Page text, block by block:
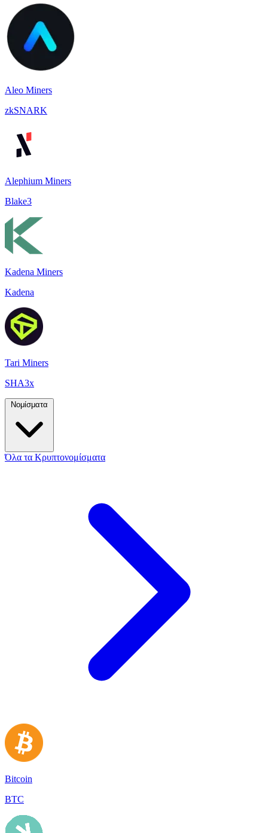
Aleo Miners
zkSNARK
Alephium Miners
Blake3
Kadena Miners
Kadena
Tari Miners
SHA3x
Νομίσματα
Όλα τα Κρυπτονομίσματα
Bitcoin
BTC